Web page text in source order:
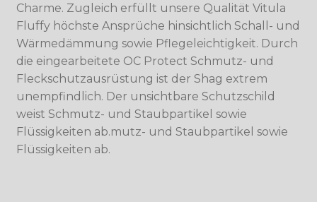
Charme. Zugleich erfüllt unsere Qualität Vitula
Fluffy höchste Ansprüche hinsichtlich Schall- und
Wärmedämmung sowie Pflegeleichtigkeit. Durch
die eingearbeitete OC Protect Schmutz- und
Fleckschutzausrüstung ist der Shag extrem
unempfindlich. Der unsichtbare Schutzschild
weist Schmutz- und Staubpartikel sowie
Flüssigkeiten ab.mutz- und Staubpartikel sowie
Flüssigkeiten ab.